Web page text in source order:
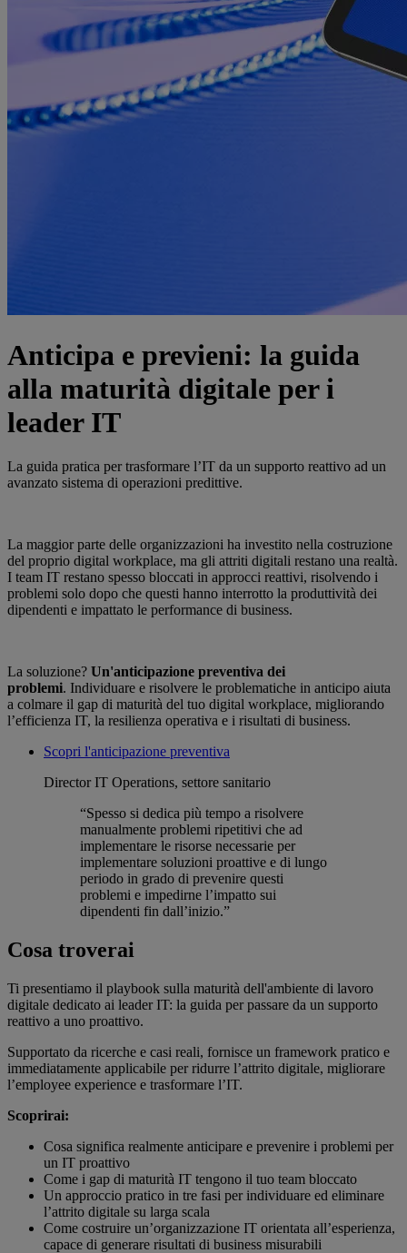
Anticipa e previeni: la guida
alla maturità digitale per i
leader IT
La guida pratica per trasformare l’IT da un supporto reattivo ad un
avanzato sistema di operazioni predittive.
La maggior parte delle organizzazioni ha investito nella costruzione
del proprio digital workplace, ma gli attriti digitali restano una realtà.
I team IT restano spesso bloccati in approcci reattivi, risolvendo i
problemi solo dopo che questi hanno interrotto la produttività dei
dipendenti e impattato le performance di business.
La soluzione? Un'anticipazione preventiva dei
problemi. Individuare e risolvere le problematiche in anticipo aiuta
a colmare il gap di maturità del tuo digital workplace, migliorando
l’efficienza IT, la resilienza operativa e i risultati di business.
Scopri l'anticipazione preventiva
Director IT Operations, settore sanitario
“Spesso si dedica più tempo a risolvere
manualmente problemi ripetitivi che ad
implementare le risorse necessarie per
implementare soluzioni proattive e di lungo
periodo in grado di prevenire questi
problemi e impedirne l’impatto sui
dipendenti fin dall’inizio.”
Cosa troverai
Ti presentiamo il playbook sulla maturità dell'ambiente di lavoro
digitale dedicato ai leader IT: la guida per passare da un supporto
reattivo a uno proattivo.
Supportato da ricerche e casi reali, fornisce un framework pratico e
immediatamente applicabile per ridurre l’attrito digitale, migliorare
l’employee experience e trasformare l’IT.
Scoprirai:
Cosa significa realmente anticipare e prevenire i problemi per
un IT proattivo
Come i gap di maturità IT tengono il tuo team bloccato
Un approccio pratico in tre fasi per individuare ed eliminare
l’attrito digitale su larga scala
Come costruire un’organizzazione IT orientata all’esperienza,
capace di generare risultati di business misurabili